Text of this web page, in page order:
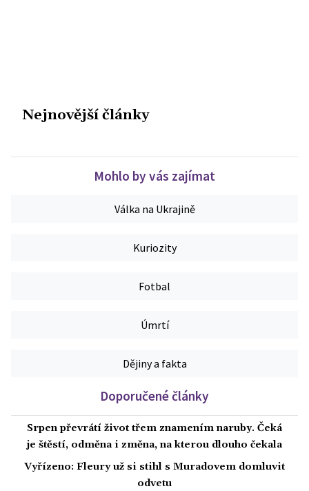
Nejnovější články
Mohlo by vás zajímat
Válka na Ukrajině
Kuriozity
Fotbal
Úmrtí
Dějiny a fakta
Doporučené články
Srpen převrátí život třem znamením naruby. Čeká
je štěstí, odměna i změna, na kterou dlouho čekala
Vyřízeno: Fleury už si stihl s Muradovem domluvit
odvetu